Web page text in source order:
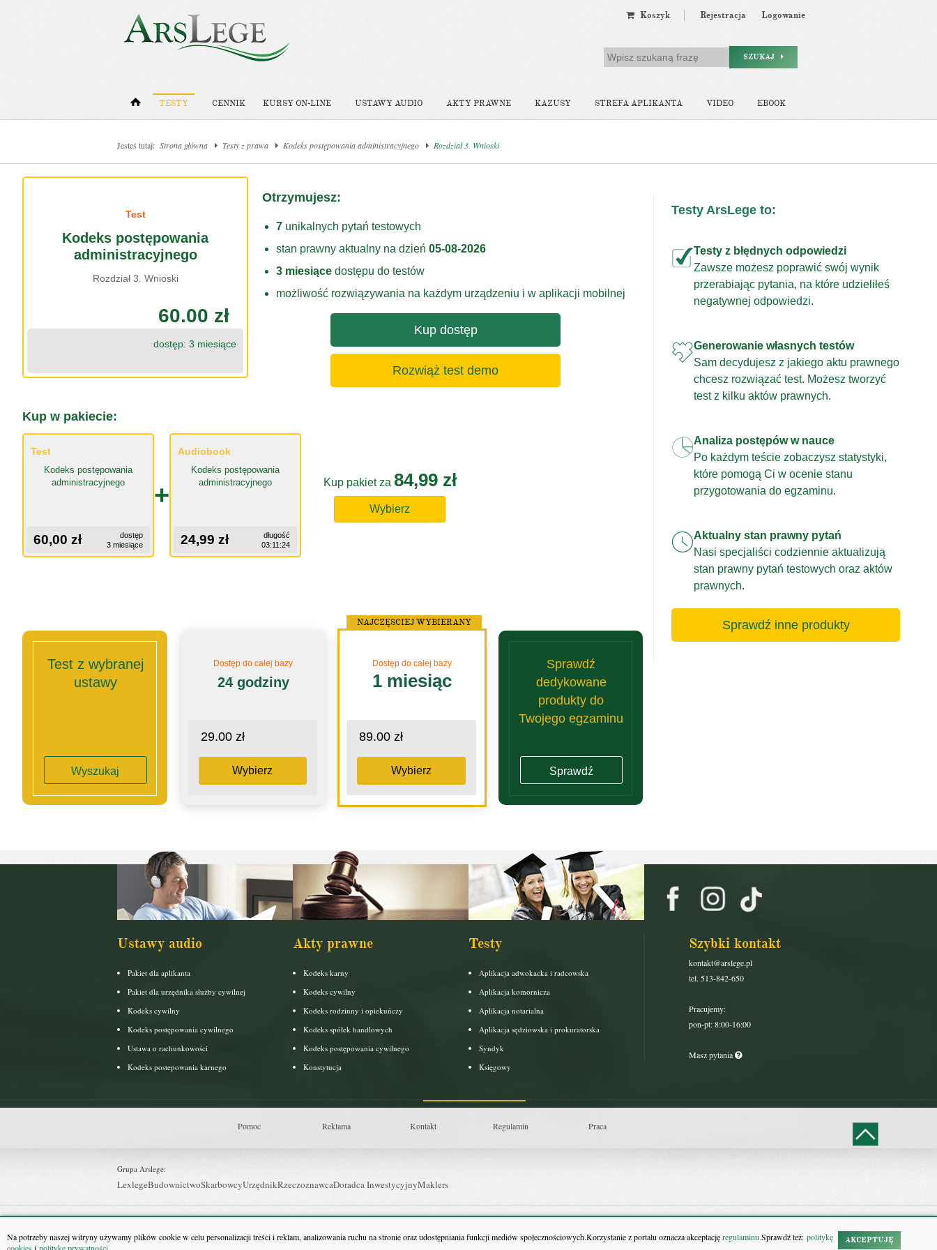
Na potrzeby naszej witryny używamy plików cookie w celu personalizacji treści i reklam, analizowania ruchu na stronie oraz udostępniania funkcji mediów społecznościowych.Korzystanie z portalu oznacza akceptacjęregulaminu.Sprawdź też: politykę
AKCEPTUJĘ
Koszyk Rejestracja Logowanie
SZUKAJ
TESTY CENNIK KURSY ON-LINE USTAWY AUDIO AKTY PRAWNE KAZUSY STREFA APLIKANTA VIDEO EBOOK
Jesteś tutaj: Strona główna Testy z prawa Kodeks postępowania administracyjnego Rozdział 3. Wnioski
Test
Kodeks postępowania
administracyjnego
Rozdział 3. Wnioski
60.00 zł
dostęp: 3 miesiące
Otrzymujesz:
7 unikalnych pytań testowych
stan prawny aktualny na dzień 05-08-2026
3 miesiące dostępu do testów
możliwość rozwiązywania na każdym urządzeniu i w aplikacji mobilnej
Kup dostęp
Rozwiąż test demo
Kup w pakiecie:
Test
Kodeks postępowania
administracyjnego
60,00 zł
dostęp
3 miesiące
+
Audiobook
Kodeks postępowania
administracyjnego
24,99 zł
długość
03:11:24
Kup pakiet za 84,99 zł
Wybierz
Test z wybranej
ustawy
Wyszukaj
Dostęp do całej bazy
24 godziny
29.00 zł
Wybierz
Dostęp do całej bazy
1 miesiąc
89.00 zł
Wybierz
NAJCZĘSCIEJ WYBIERANY
Sprawdź
dedykowane
produkty do
Twojego egzaminu
Sprawdź
Testy ArsLege to:
Testy z błędnych odpowiedzi
Zawsze możesz poprawić swój wynik
przerabiając pytania, na które udzieliłeś
negatywnej odpowiedzi.
Generowanie własnych testów
Sam decydujesz z jakiego aktu prawnego
chcesz rozwiązać test. Możesz tworzyć
test z kilku aktów prawnych.
Analiza postępów w nauce
Po każdym teście zobaczysz statystyki,
które pomogą Ci w ocenie stanu
przygotowania do egzaminu.
Aktualny stan prawny pytań
Nasi specjaliści codziennie aktualizują
stan prawny pytań testowych oraz aktów
prawnych.
Sprawdź inne produkty
Ustawy audio
Pakiet dla aplikanta
Pakiet dla urzędnika służby cywilnej
Kodeks cywilny
Kodeks postępowania cywilnego
Ustawa o rachunkowości
Kodeks postepowania karnego
Akty prawne
Kodeks karny
Kodeks cywilny
Kodeks rodzinny i opiekuńczy
Kodeks spółek handlowych
Kodeks postępowania cywilnego
Konstytucja
Testy
Aplikacja adwokacka i radcowska
Aplikacja komornicza
Aplikacja notarialna
Aplikacja sędziowska i prokuratorska
Syndyk
Księgowy
Szybki kontakt
kontakt@arslege.pl
tel. 513-842-650
Pracujemy:
pon-pt: 8:00-16:00
Masz pytania
Pomoc Reklama Kontakt Regulamin Praca
Grupa Arslege:
LexlegeBudownictwoSkarbowcyUrzędnikRzeczoznawcaDoradca InwestycyjnyMaklers
Grupa Bonnier:
Puls BiznesuBankierPuls MedycynyMonitor FirmPuls FarmacjiPit.pl